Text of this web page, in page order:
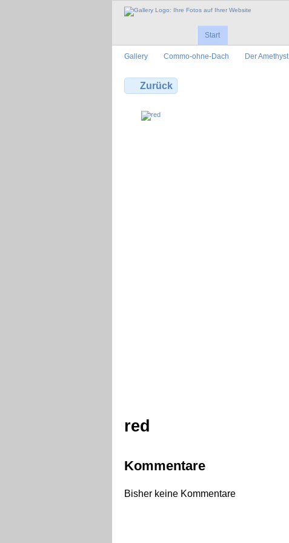
Start
Gallery Commo-ohne-Dach Der Amethyst
Zurück
red
Kommentare
Bisher keine Kommentare